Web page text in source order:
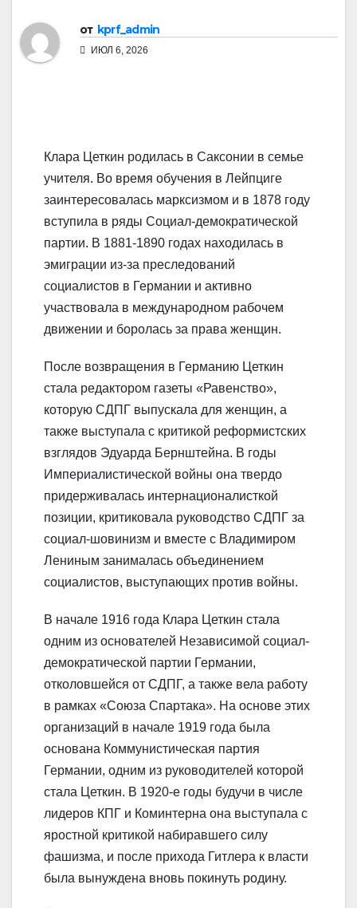
от kprf_admin
ИЮЛ 6, 2026
Клара Цеткин родилась в Саксонии в семье
учителя. Во время обучения в Лейпциге
заинтересовалась марксизмом и в 1878 году
вступила в ряды Социал-демократической
партии. В 1881-1890 годах находилась в
эмиграции из-за преследований
социалистов в Германии и активно
участвовала в международном рабочем
движении и боролась за права женщин.
После возвращения в Германию Цеткин
стала редактором газеты «Равенство»,
которую СДПГ выпускала для женщин, а
также выступала с критикой реформистских
взглядов Эдуарда Бернштейна. В годы
Империалистической войны она твердо
придерживалась интернационалисткой
позиции, критиковала руководство СДПГ за
социал-шовинизм и вместе с Владимиром
Лениным занималась объединением
социалистов, выступающих против войны.
В начале 1916 года Клара Цеткин стала
одним из основателей Независимой социал-
демократической партии Германии,
отколовшейся от СДПГ, а также вела работу
в рамках «Союза Спартака». На основе этих
организаций в начале 1919 года была
основана Коммунистическая партия
Германии, одним из руководителей которой
стала Цеткин. В 1920-е годы будучи в числе
лидеров КПГ и Коминтерна она выступала с
яростной критикой набиравшего силу
фашизма, и после прихода Гитлера к власти
была вынуждена вновь покинуть родину.